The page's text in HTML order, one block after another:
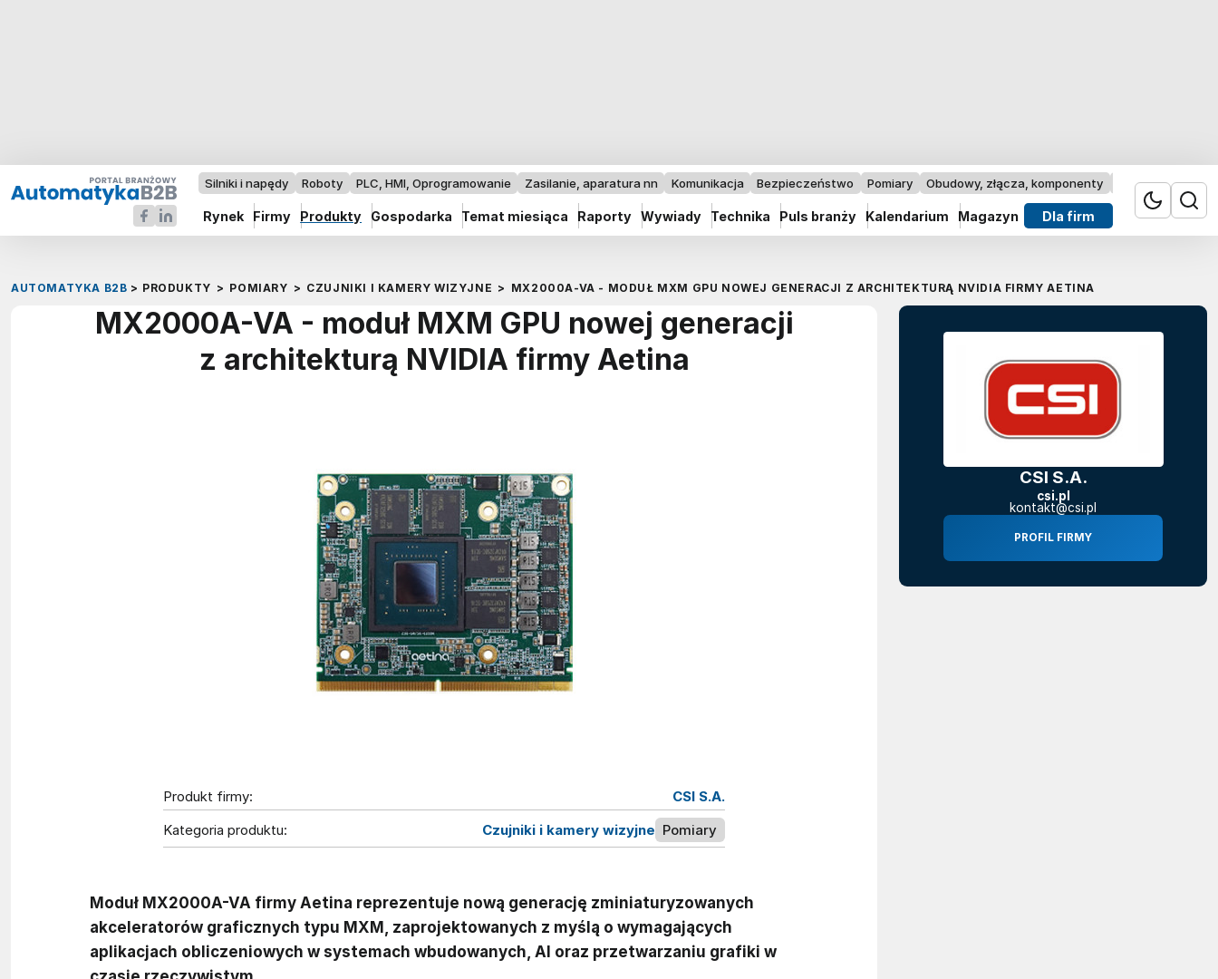
Silniki i napędy Roboty PLC, HMI, Oprogramowanie Zasilanie, aparatura nn Komunikacja Bezpieczeństwo Pomiary Obudowy, złącza, komponenty Przemysł 4.0
Rynek Firmy Produkty Gospodarka Temat miesiąca Raporty Wywiady Technika Puls branży Kalendarium Magazyn Dla firm
AUTOMATYKA B2B > PRODUKTY > POMIARY > CZUJNIKI I KAMERY WIZYJNE > MX2000A-VA - MODUŁ MXM GPU NOWEJ GENERACJI Z ARCHITEKTURĄ NVIDIA FIRMY AETINA
MX2000A-VA - moduł MXM GPU nowej generacji
z architekturą NVIDIA firmy Aetina
Produkt firmy:
CSI S.A.
Kategoria produktu:
Czujniki i kamery wizyjne Pomiary
Moduł MX2000A-VA firmy Aetina reprezentuje nową generację zminiaturyzowanych
akceleratorów graficznych typu MXM, zaprojektowanych z myślą o wymagających
aplikacjach obliczeniowych w systemach wbudowanych, AI oraz przetwarzaniu grafiki w
CSI S.A.
csi.pl
kontakt@csi.pl
PROFIL FIRMY